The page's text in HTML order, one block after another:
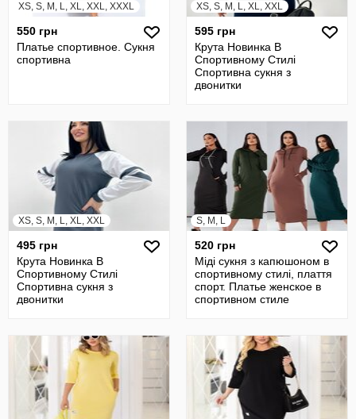
XS, S, M, L, XL, XXL, XXXL
550 грн
Платье спортивное. Сукня
спортивна
XS, S, M, L, XL, XXL
595 грн
Крута Новинка В
Спортивному Стилі
Спортивна сукня з
двонитки
XS, S, M, L, XL, XXL
495 грн
Крута Новинка В
Спортивному Стилі
Спортивна сукня з
двонитки
S, M, L
520 грн
Міді сукня з капюшоном в
спортивному стилі, плаття
спорт. Платье женское в
спортивном стиле